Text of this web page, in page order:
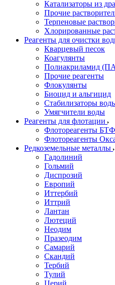
Катализаторы из
Прочие
Терпеновые
Хлорированные
Реагенты для очистки
Кварцевый песок
Коагулянты
Полиакриламид
Прочие реагенты
Флокулянты
Биоцид и альгицид
Стабилизаторы
Умягчители воды
Реагенты для флотации
Флотореагенты БТФ
Флотореагенты
Редкоземельные металлы
Гадолиний
Гольмий
Диспрозий
Европий
Иттербий
Иттрий
Лантан
Лютеций
Неодим
Празеодим
Самарий
Скандий
Тербий
Тулий
Церий